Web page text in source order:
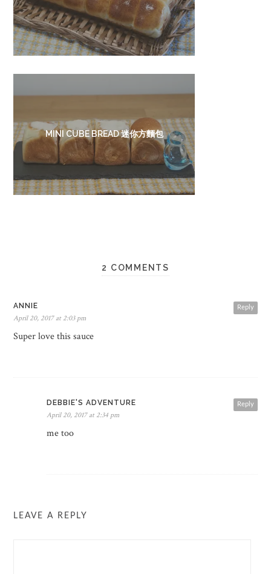
MINI CUBE BREAD 迷你方麵包
2 COMMENTS
Reply
ANNIE
April 20, 2017 at 2:03 pm
Super love this sauce
Reply
DEBBIE'S ADVENTURE
April 20, 2017 at 2:34 pm
me too
LEAVE A REPLY